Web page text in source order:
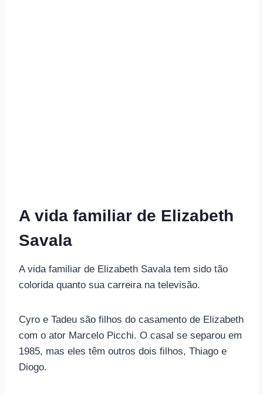
A vida familiar de Elizabeth
Savala
A vida familiar de Elizabeth Savala tem sido tão
colorida quanto sua carreira na televisão.
Cyro e Tadeu são filhos do casamento de Elizabeth
com o ator Marcelo Picchi. O casal se separou em
1985, mas eles têm outros dois filhos, Thiago e
Diogo.